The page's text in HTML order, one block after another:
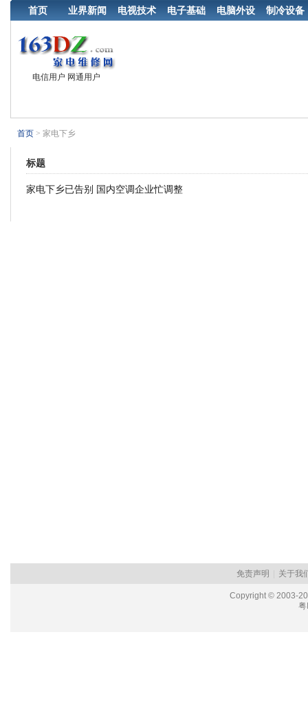
首页 业界新闻 电视技术 电子基础 电脑外设 制冷设备
电信用户 网通用户
首页 > 家电下乡
标题
家电下乡已告别 国内空调企业忙调整
免责声明 关于我
Copyright © 2003-